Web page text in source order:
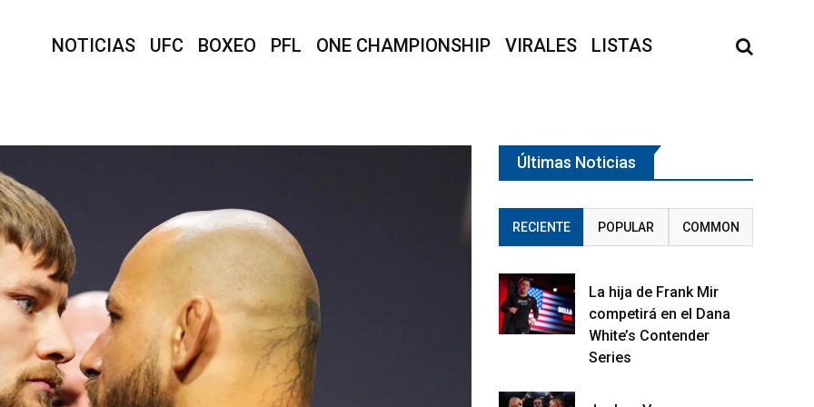
NOTICIAS UFC BOXEO PFL ONE CHAMPIONSHIP VIRALES LISTAS
Últimas Noticias
RECIENTE POPULAR COMMON
La hija de Frank Mir
competirá en el Dana
White’s Contender
Series